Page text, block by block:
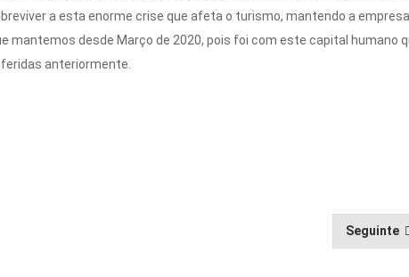
a esta enorme crise que afeta o turismo, mantendo a empresa
desde Março de 2020, pois foi com este capital humano
anteriormente.
Seguinte